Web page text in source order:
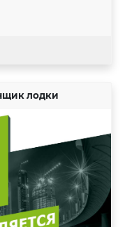
лодки